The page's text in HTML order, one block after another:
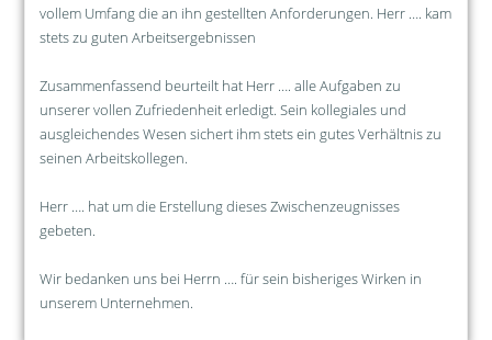
vollem Umfang die an ihn gestellten Anforderungen. Herr …. kam
stets zu guten Arbeitsergebnissen
Zusammenfassend beurteilt hat Herr …. alle Aufgaben zu
unserer vollen Zufriedenheit erledigt. Sein kollegiales und
ausgleichendes Wesen sichert ihm stets ein gutes Verhältnis zu
seinen Arbeitskollegen.
Herr …. hat um die Erstellung dieses Zwischenzeugnisses
gebeten.
Wir bedanken uns bei Herrn …. für sein bisheriges Wirken in
unserem Unternehmen.